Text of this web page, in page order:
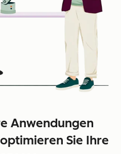
Anwendungen
Sie Ihre